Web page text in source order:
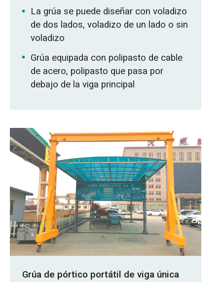
La grúa se puede diseñar con voladizo
de dos lados, voladizo de un lado o sin
voladizo
Grúa equipada con polipasto de cable
de acero, polipasto que pasa por
debajo de la viga principal
Grúa de pórtico portátil de viga única